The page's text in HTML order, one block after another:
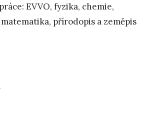
EVVO, fyzika, chemie,
přírodopis a zeměpis